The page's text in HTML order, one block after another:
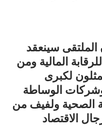
سينعقد
المالية ومن
لكبرى
وشركات الوساطة
الصحية ولفيف من
الاقتصاد